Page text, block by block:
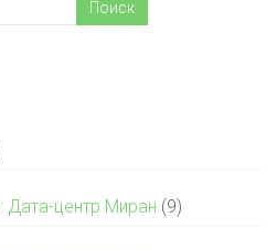
Дата-центр Миран (9)